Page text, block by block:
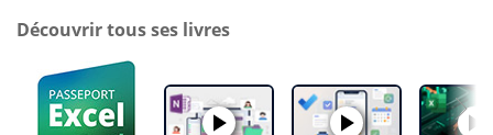
Découvrir tous ses livres